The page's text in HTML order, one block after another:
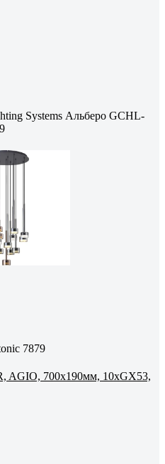
Systems Альберо GCHL-
7879